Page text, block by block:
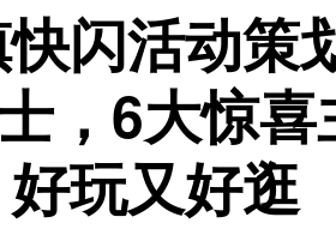
闪活动策
，6大惊
好玩又好逛